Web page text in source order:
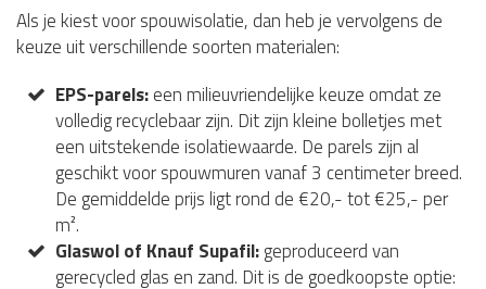
Als je kiest voor spouwisolatie, dan heb je vervolgens de
keuze uit verschillende soorten materialen:
EPS-parels:een milieuvriendelijke keuze omdat ze
volledig recyclebaar zijn. Dit zijn kleine bolletjes met
een uitstekende isolatiewaarde. De parels zijn al
geschikt voor spouwmuren vanaf 3 centimeter breed.
De gemiddelde prijs ligt rond de €20,- tot €25,- per
m².
Glaswol of Knauf Supafil:geproduceerd van
gerecycled glas en zand. Dit is de goedkoopste optie: